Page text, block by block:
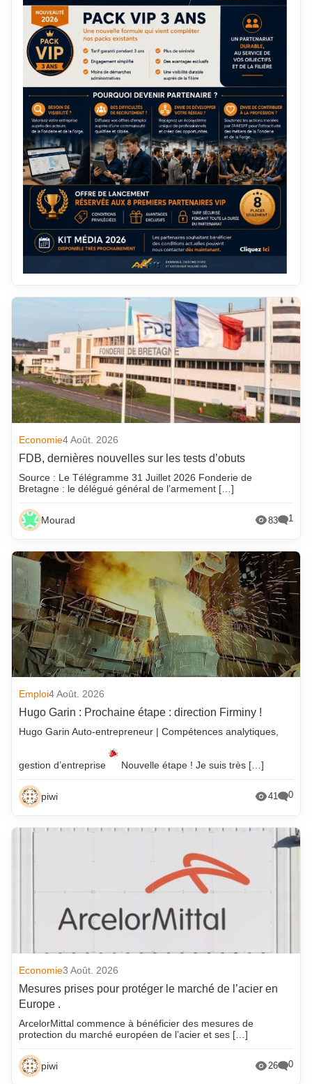
Economie4 Août. 2026
FDB, dernières nouvelles sur les tests d’obuts
Source : Le Télégramme 31 Juillet 2026 Fonderie de
Bretagne : le délégué général de l’armement […]
Mourad 83 1
Emploi4 Août. 2026
Hugo Garin : Prochaine étape : direction Firminy !
Hugo Garin Auto-entrepreneur | Compétences analytiques,
gestion d’entreprise Nouvelle étape ! Je suis très […]
piwi 41 0
Economie3 Août. 2026
Mesures prises pour protéger le marché de l’acier en
Europe .
ArcelorMittal commence à bénéficier des mesures de
protection du marché européen de l’acier et ses […]
piwi 26 0